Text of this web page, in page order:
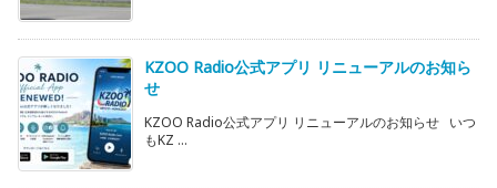
KZOO Radio公式アプリ リニューアルのお知ら
せ
KZOO Radio公式アプリ リニューアルのお知らせ いつ
もKZ ...